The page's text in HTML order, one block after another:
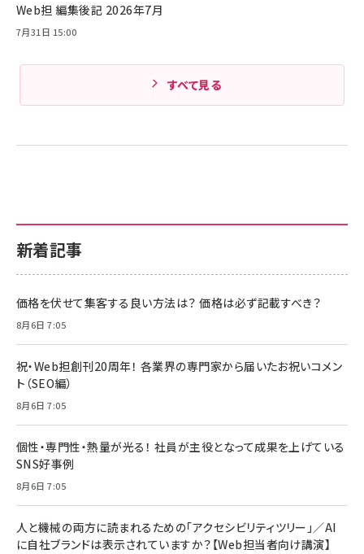
Amazonランキングをもっと見る
新着記事
価格を伏せて集客する良い方法は？ 価格は必ず記載すべき？
8月6日 7:05
祝・Web担創刊20周年！ 各業界の専門家から届いたお祝いコメン
ト（SEO編）
8月6日 7:05
個性・専門性・熱量が光る！ 社員が主役となって成果を上げている
SNS好事例
8月6日 7:05
人と機械の両方に読まれるための「アクセシビリティツリー」／AI
に自社ブランドは表示されていますか？【Web担当者向け講演】
Web担 編集後記 2026年7月
7月31日 15:00
すべて見る